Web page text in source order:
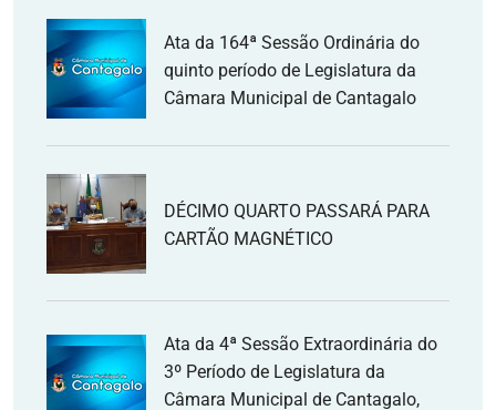
Ata da 164ª Sessão Ordinária do
quinto período de Legislatura da
Câmara Municipal de Cantagalo
DÉCIMO QUARTO PASSARÁ PARA
CARTÃO MAGNÉTICO
Ata da 4ª Sessão Extraordinária do
3º Período de Legislatura da
Câmara Municipal de Cantagalo,